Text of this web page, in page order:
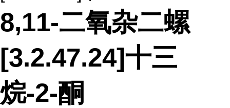
8,11-二氧杂二螺
[3.2.47.24]十三
烷-2-酮